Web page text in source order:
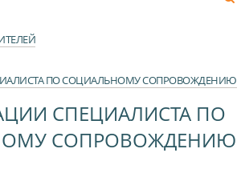
ПО СОЦИАЛЬНОМУ СОПРОВОЖДЕНИЮ
СПЕЦИАЛИСТА ПО
СОПРОВОЖДЕНИЮ